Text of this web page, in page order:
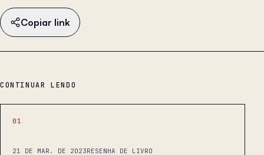
Copiar link
CONTINUAR LENDO
01
21 DE MAR. DE 2023RESENHA DE LIVRO